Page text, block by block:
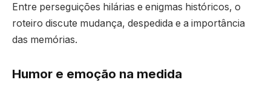
Entre perseguições hilárias e enigmas históricos, o
roteiro discute mudança, despedida e a importância
das memórias.
Humor e emoção na medida